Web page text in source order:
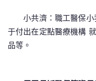
小共濟：職工醫保小
于付出在定點醫療機構
品等。